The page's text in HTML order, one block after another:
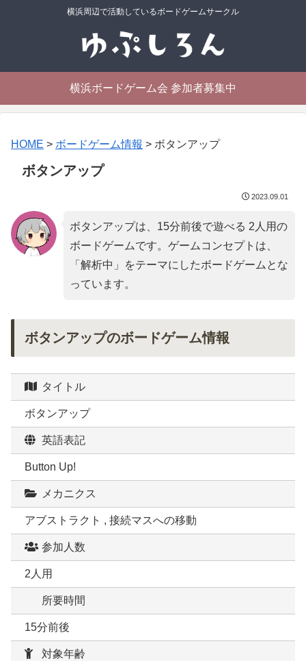
横浜周辺で活動しているボードゲームサークル
横浜ボードゲーム会 参加者募集中
HOME > ボードゲーム情報 > ボタンアップ
ボタンアップ
2023.09.01
ボタンアップは、15分前後で遊べる 2人用の
ボードゲームです。ゲームコンセプトは、
「 解析中 」をテーマにしたボードゲームとな
っています。
ボタンアップのボードゲーム情報
タイトル
ボタンアップ
英語表記
Button Up!
メカニクス
アブストラクト , 接続マスへの移動
参加人数
2人用
所要時間
15分前後
対象年齢